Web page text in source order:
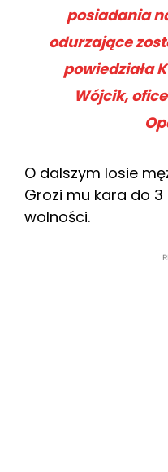
posiadania
odurzające
powiedziała
Wójcik,
O dalszym losie
Grozi mu kara do
wolności.